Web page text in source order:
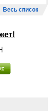
Весь список